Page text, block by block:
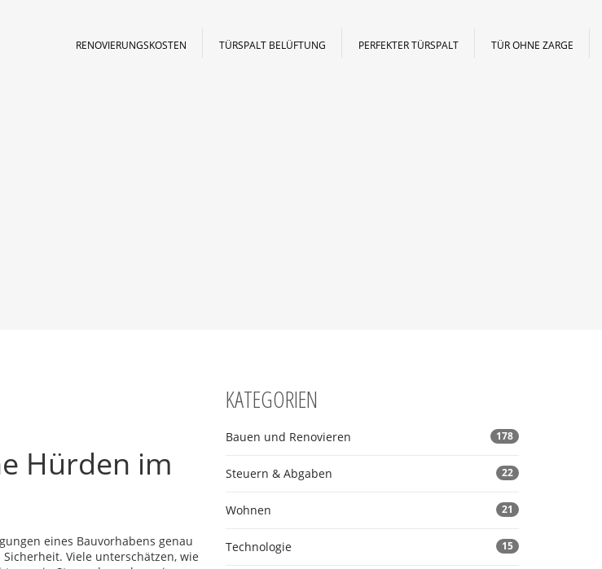
RENOVIERUNGSKOSTEN TÜRSPALT BELÜFTUNG PERFEKTER TÜRSPALT TÜR OHNE ZARGE
Hürden im
eines Bauvorhabens genau
Viele unterschätzen, wie
KATEGORIEN
Bauen und Renovieren 178
Steuern & Abgaben 22
Wohnen 21
Technologie 15